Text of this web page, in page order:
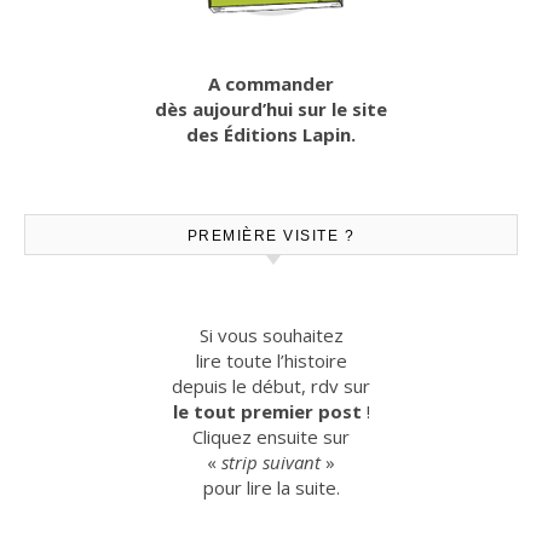
A commander
dès aujourd’hui sur le site
des Éditions Lapin.
PREMIÈRE VISITE ?
Si vous souhaitez
lire toute l’histoire
depuis le début, rdv sur
le tout premier post !
Cliquez ensuite sur
« strip suivant»
pour lire la suite.